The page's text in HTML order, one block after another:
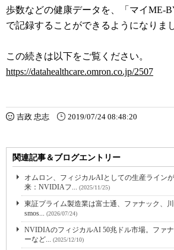
歩数などの健康データを、「マイME-
で記録することができるようになりま
この続きは以下をご覧ください。
https://datahealthcare.omron.co.jp/2507
吉政 忠志 2019/07/24 08:48:20
関連記事＆ブログエントリー
オムロン、フィジカルAIとしての生産ライン
来：NVIDIAフ... (2025/11/25)
東証プライム製造業は富士通、ファナック、
smos... (2026/07/24)
NVIDIAのフィジカルAI 50兆ドル市場。ファ
ーなど... (2025/12/10)